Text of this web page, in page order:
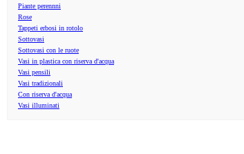
Piante perennni
Rose
Tappeti erbosi in rotolo
Sottovasi
Sottovasi con le ruote
Vasi in plastica con riserva d'acqua
Vasi pensili
Vasi tradizionali
Con riserva d'acqua
Vasi illuminati